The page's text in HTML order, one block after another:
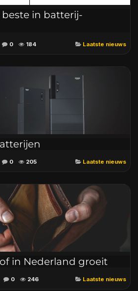
beste in batterij-
0 184 Laatste nieuws
0 205 Laatste nieuws
in Nederland groeit
0 246 Laatste nieuws